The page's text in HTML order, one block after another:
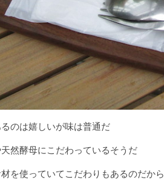
のは嬉しいが味は普通だ
然酵母にこだわっているそうだ
を使っていてこだわりもあるのだから